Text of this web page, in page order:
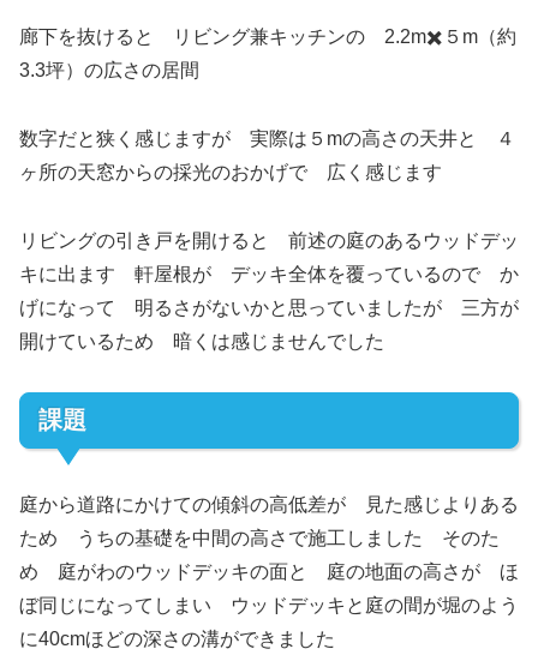
廊下を抜けると リビング兼キッチンの 2.2m✖️５m（約
3.3坪）の広さの居間
数字だと狭く感じますが 実際は５mの高さの天井と ４
ヶ所の天窓からの採光のおかげで 広く感じます
リビングの引き戸を開けると 前述の庭のあるウッドデッ
キに出ます 軒屋根が デッキ全体を覆っているので か
げになって 明るさがないかと思っていましたが 三方が
開けているため 暗くは感じませんでした
課題
庭から道路にかけての傾斜の高低差が 見た感じよりある
ため うちの基礎を中間の高さで施工しました そのた
め 庭がわのウッドデッキの面と 庭の地面の高さが ほ
ぼ同じになってしまい ウッドデッキと庭の間が堀のよう
に40cmほどの深さの溝ができました